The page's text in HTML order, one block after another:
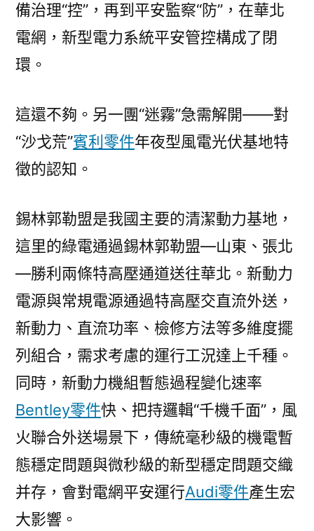
備治理“控”，再到平安監察“防”，在華北
電網，新型電力系統平安管控構成了閉
環。
這還不夠。另一團“迷霧”急需解開——對
“沙戈荒”賓利零件年夜型風電光伏基地特
徵的認知。
錫林郭勒盟是我國主要的清潔動力基地，
這里的綠電通過錫林郭勒盟—山東、張北
—勝利兩條特高壓通道送往華北。新動力
電源與常規電源通過特高壓交直流外送，
新動力、直流功率、檢修方法等多維度擺
列組合，需求考慮的運行工況達上千種。
同時，新動力機組暫態過程變化速率
Bentley零件快、把持邏輯“千機千面”，風
火聯合外送場景下，傳統毫秒級的機電暫
態穩定問題與微秒級的新型穩定問題交織
并存，會對電網平安運行Audi零件產生宏
大影響。